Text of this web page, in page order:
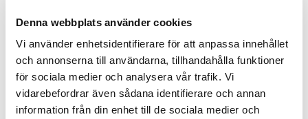
Denna webbplats använder cookies
Vi använder enhetsidentifierare för att anpassa innehållet
och annonserna till användarna, tillhandahålla funktioner
för sociala medier och analysera vår trafik. Vi
vidarebefordrar även sådana identifierare och annan
information från din enhet till de sociala medier och
behov. Skruvas i vägg alternativt limmas upp med Safe-
Fix.
Produktinformation